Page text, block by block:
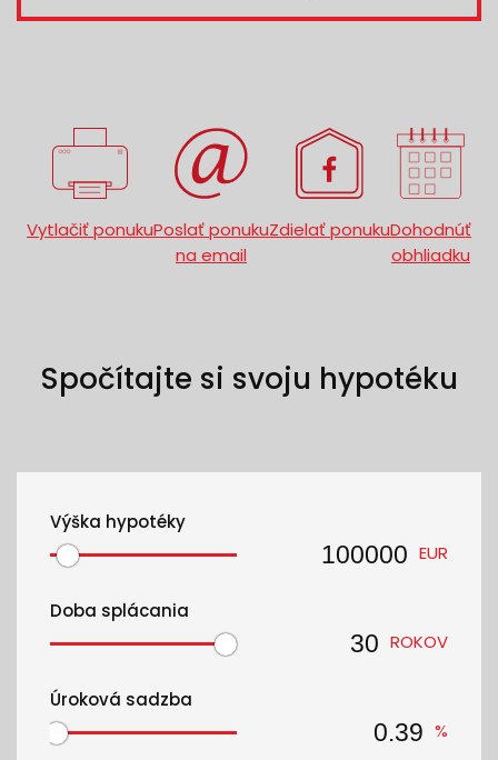
Vytlačiť ponukuPoslať ponuku
na email
Zdielať ponukuDohodnúť
obhliadku
Spočítajte si svoju hypotéku
Výška hypotéky
EUR
Doba splácania
ROKOV
Úroková sadzba
%